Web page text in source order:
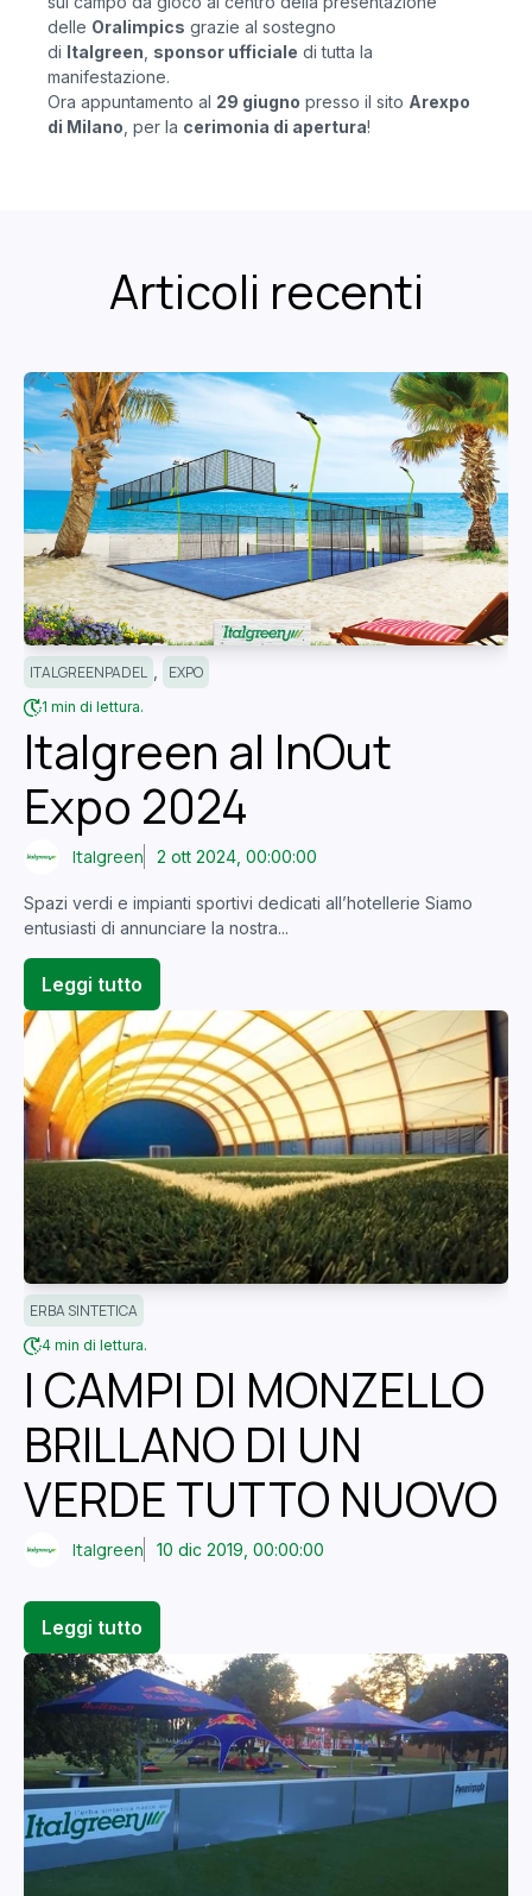
delle Oralimpics grazie al sostegno
di Italgreen sponsor ufficiale di tutta la
manifestazione.
Ora appuntamento al 29 giugno presso il sito Arexpo
di Milano , per la cerimonia di apertura!
Articoli recenti
ITALGREENPADEL EXPO
1 min di lettura.
Italgreen al InOut
Expo 2024
Italgreen 2 ott 2024, 00:00:00
Spazi verdi e impianti sportivi dedicati all’hotellerie Siamo
entusiasti di annunciare la nostra...
Leggi tutto
ERBA SINTETICA
4 min di lettura.
I CAMPI DI MONZELLO
BRILLANO DI UN
VERDE TUTTO NUOVO
Italgreen 10 dic 2019, 00:00:00
Leggi tutto